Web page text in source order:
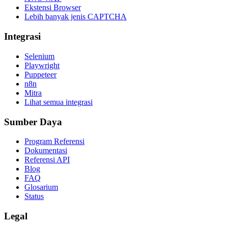
Ekstensi Browser
Lebih banyak jenis CAPTCHA
Integrasi
Selenium
Playwright
Puppeteer
n8n
Mitra
Lihat semua integrasi
Sumber Daya
Program Referensi
Dokumentasi
Referensi API
Blog
FAQ
Glosarium
Status
Legal